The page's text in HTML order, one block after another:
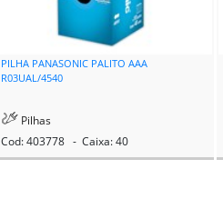
PILHA PANASONIC PALITO AAA
R03UAL/4540
Pilhas
Cod: 403778 - Caixa: 40